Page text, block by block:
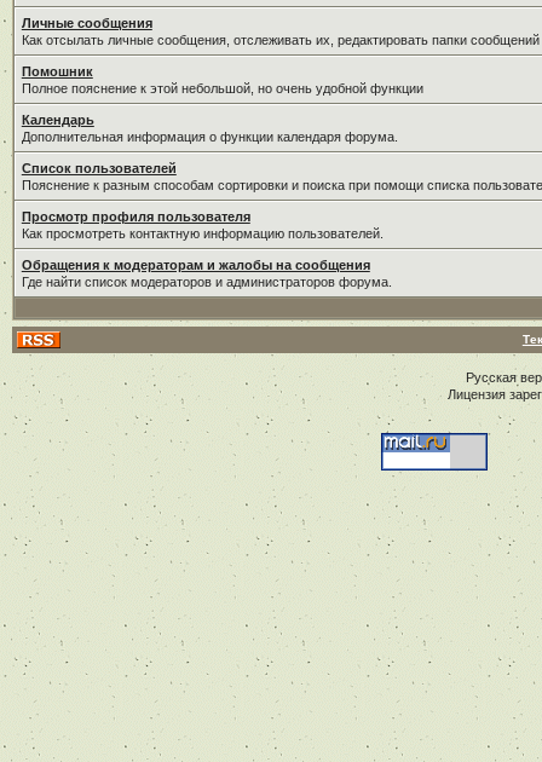
Личные сообщения
Как отсылать личные сообщения, отслеживать их, редактировать папки
Помошник
Полное пояснение к этой небольшой, но очень удобной функции
Календарь
Дополнительная информация о функции календаря форума.
Список пользователей
Пояснение к разным способам сортировки и поиска при помощи списка
Просмотр профиля пользователя
Как просмотреть контактную информацию пользователей.
Обращения к модераторам и жалобы на сообщения
Где найти список модераторов и администраторов форума.
Русская
Лицензия